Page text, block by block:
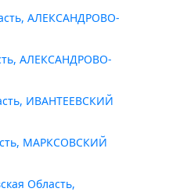
АЛЕКСАНДРОВО-
АЛЕКСАНДРОВО-
ИВАНТЕЕВСКИЙ
МАРКСОВСКИЙ
Область,